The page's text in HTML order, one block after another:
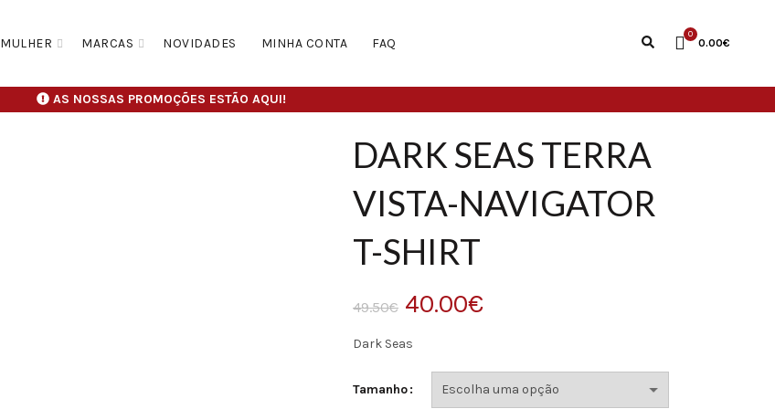
MULHER MARCAS NOVIDADES MINHA CONTA FAQ
0
0.00€
AS NOSSAS PROMOÇÕES ESTÃO AQUI!
DARK SEAS TERRA
VISTA-NAVIGATOR
T-SHIRT
49.50€ O
preço
original
40.00€O
atual
Dark Seas
Tamanho